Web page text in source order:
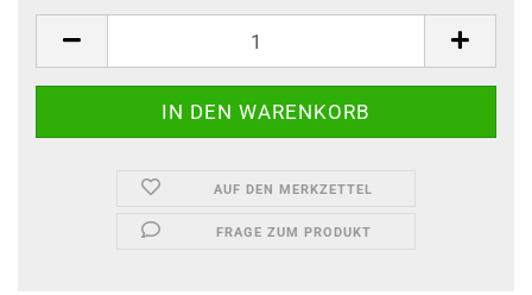
AUF DEN MERKZETTEL
FRAGE ZUM PRODUKT